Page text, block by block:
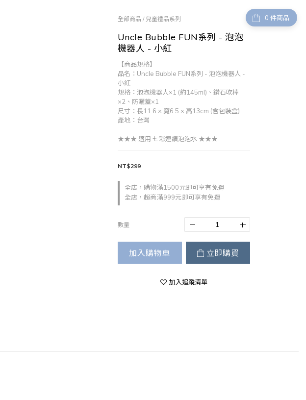
件商品
全部商品 / 兒童禮品系列
Uncle Bubble FUN系列 - 泡泡
機器人 - 小紅
【商品規格】
品名：Uncle Bubble FUN系列 - 泡泡機器人 -
小紅
規格：泡泡機器人×1 (約145ml)、鑽石吹棒
×2、防灑蓋×1
尺寸：長11.6 × 寬6.5 × 高13cm (含包裝盒)
產地：台灣
★★★ 適用 七彩連續泡泡水 ★★★
全店，購物滿1500元即可享有免運
全店，超商滿999元即可享有免運
NT$299
數量
加入購物車 立即購買
加入追蹤清單